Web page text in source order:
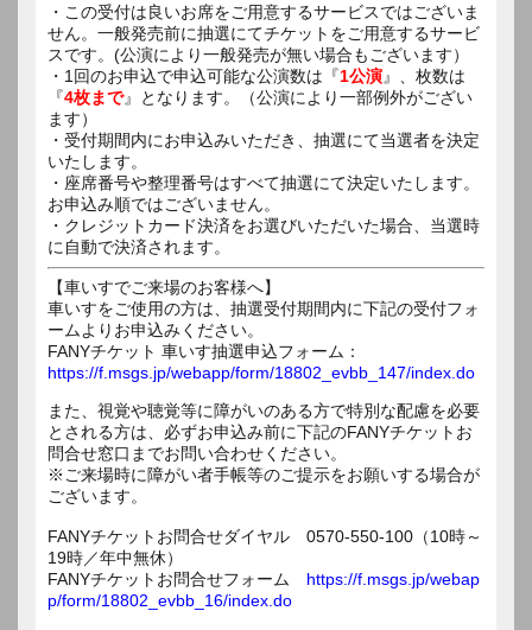
・この受付は良いお席をご用意するサービスではございま
せん。一般発売前に抽選にてチケットをご用意するサービ
スです。(公演により一般発売が無い場合もございます）
・1回のお申込で申込可能な公演数は『1公演』、枚数は
『4枚まで』となります。（公演により一部例外がござい
ます）
・受付期間内にお申込みいただき、抽選にて当選者を決定
いたします。
・座席番号や整理番号はすべて抽選にて決定いたします。
お申込み順ではございません。
・クレジットカード決済をお選びいただいた場合、当選時
に自動で決済されます。
【車いすでご来場のお客様へ】
車いすをご使用の方は、抽選受付期間内に下記の受付フォ
ームよりお申込みください。
FANYチケット 車いす抽選申込フォーム：
https://f.msgs.jp/webapp/form/18802_evbb_147/index.do
また、視覚や聴覚等に障がいのある方で特別な配慮を必要
とされる方は、必ずお申込み前に下記のFANYチケットお
問合せ窓口までお問い合わせください。
※ご来場時に障がい者手帳等のご提示をお願いする場合が
ございます。
FANYチケットお問合せダイヤル 0570-550-100（10時～
19時／年中無休）
FANYチケットお問合せフォーム https://f.msgs.jp/webap
p/form/18802_evbb_16/index.do